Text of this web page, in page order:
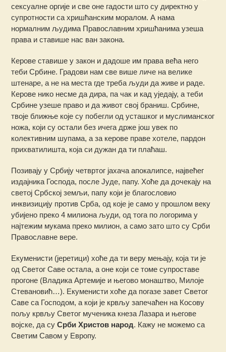
сексуалне оргије и све оне гадости што су директно у
супротности са хришћанским моралом. А нама
нормалним људима Православним хришћанима узеша
права и ставише нас ван закона.
Керове ставише у закон и дадоше им права већа него
теби Србине. Градови нам све више личе на велике
штенаре, а не на места где треба људи да живе и раде.
Керове нико несме да дира, па чак и кад уједају, а теби
Србине узеше право и да живот свој браниш. Србине,
твоје ближње које су побегли од усташког и муслиманског
ножа, који су остали без ичега држе још увек по
колективним шупама, а за керове праве хотеле, пардон
прихватилишта, која си дужан да ти плаћаш.
Позивају у Србију четвртог јахача апокалипсе, највећег
издајника Господа, после Јуде, папу. Хоће да дочекају на
светој Србској земљи, папу који је благословио
инквизицију против Срба, од које је само у прошлом веку
убијено преко 4 милиона људи, од тога по логорима у
најтежим мукама преко милион, а само зато што су Срби
Православне вере.
Екуменисти (јеретици) хоће да ти веру мењају, која ти је
од Светог Саве остала, а оне који се томе супроставе
прогоне (Владика Артемије и његово монаштво, Милоје
Стевановић…). Екуменисти хоће да погазе завет Светог
Саве са Господом, а који је крвљу запечаћен на Косову
пољу крвљу Светог мученика кнеза Лазара и његове
војске, да суСрби Христов народ. Кажу не можемо са
Светим Савом у Европу.